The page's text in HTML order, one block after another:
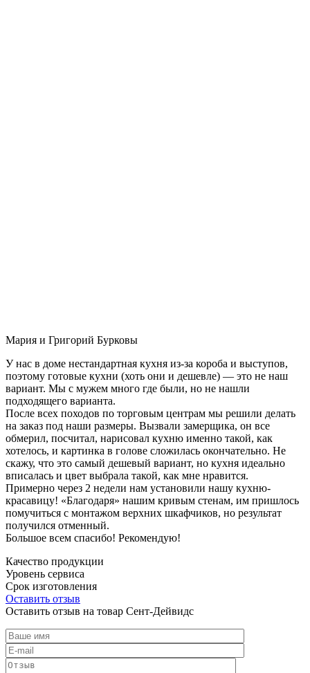
Мария и Григорий Бурковы
У нас в доме нестандартная кухня из-за короба и выступов,
поэтому готовые кухни (хоть они и дешевле) — это не наш
вариант. Мы с мужем много где были, но не нашли
подходящего варианта.
После всех походов по торговым центрам мы решили делать
на заказ под наши размеры. Вызвали замерщика, он все
обмерил, посчитал, нарисовал кухню именно такой, как
хотелось, и картинка в голове сложилась окончательно. Не
скажу, что это самый дешевый вариант, но кухня идеально
вписалась и цвет выбрала такой, как мне нравится.
Примерно через 2 недели нам установили нашу кухню-
красавицу! «Благодаря» нашим кривым стенам, им пришлось
помучиться с монтажом верхних шкафчиков, но результат
получился отменный.
Большое всем спасибо! Рекомендую!
Качество продукции
Уровень сервиса
Срок изготовления
Оставить отзыв
Оставить отзыв на товар Сент-Дейвидс